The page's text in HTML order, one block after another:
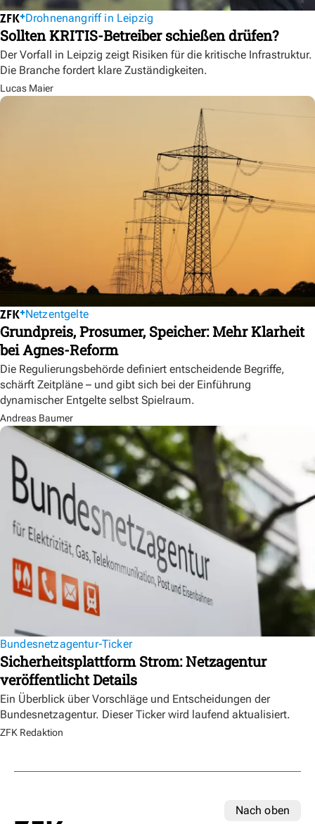
Drohnenangriff in Leipzig
Sollten KRITIS-Betreiber schießen drüfen?
Der Vorfall in Leipzig zeigt Risiken für die kritische Infrastruktur.
Die Branche fordert klare Zuständigkeiten.
Lucas Maier
Netzentgelte
Grundpreis, Prosumer, Speicher: Mehr Klarheit
bei Agnes-Reform
Die Regulierungsbehörde definiert entscheidende Begriffe,
schärft Zeitpläne – und gibt sich bei der Einführung
dynamischer Entgelte selbst Spielraum.
Andreas Baumer
Bundesnetzagentur-Ticker
Sicherheitsplattform Strom: Netzagentur
veröffentlicht Details
Ein Überblick über Vorschläge und Entscheidungen der
Bundesnetzagentur. Dieser Ticker wird laufend aktualisiert.
ZFK Redaktion
Nach oben